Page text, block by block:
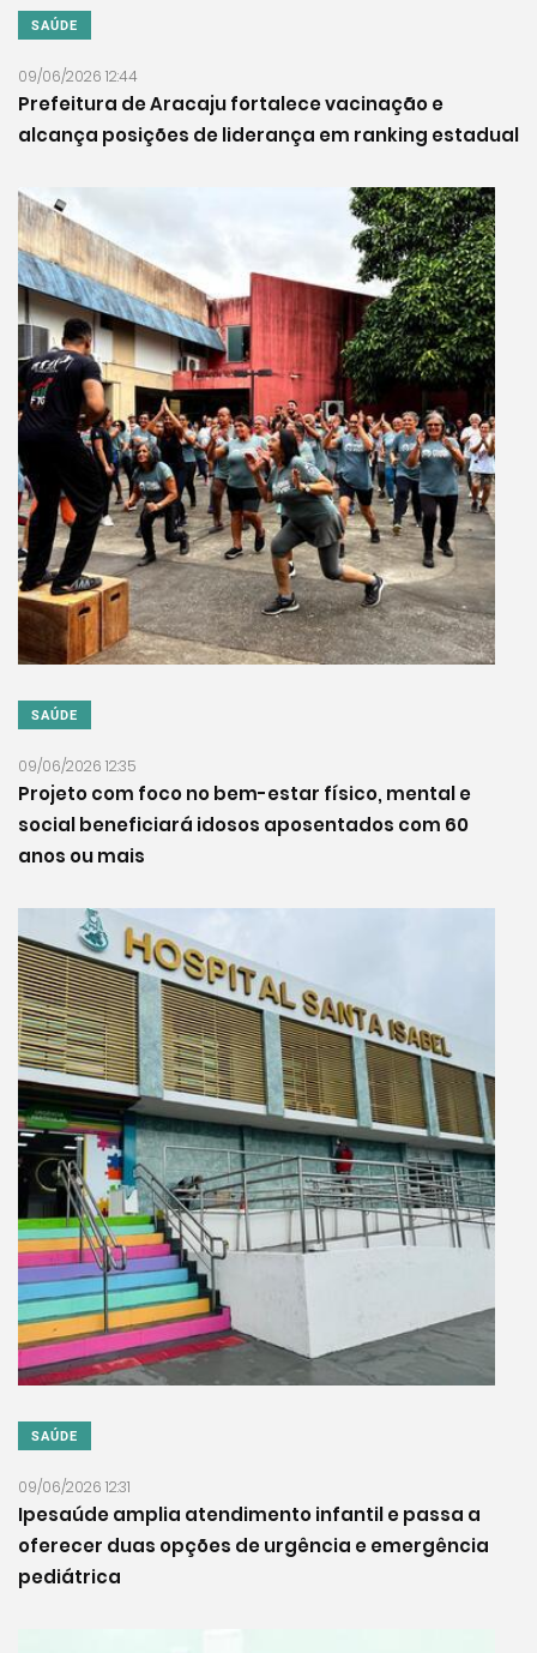
SAÚDE
09/06/2026 12:44
Prefeitura de Aracaju fortalece vacinação e
alcança posições de liderança em ranking estadual
SAÚDE
09/06/2026 12:35
Projeto com foco no bem-estar físico, mental e
social beneficiará idosos aposentados com 60
anos ou mais
SAÚDE
09/06/2026 12:31
Ipesaúde amplia atendimento infantil e passa a
oferecer duas opções de urgência e emergência
pediátrica